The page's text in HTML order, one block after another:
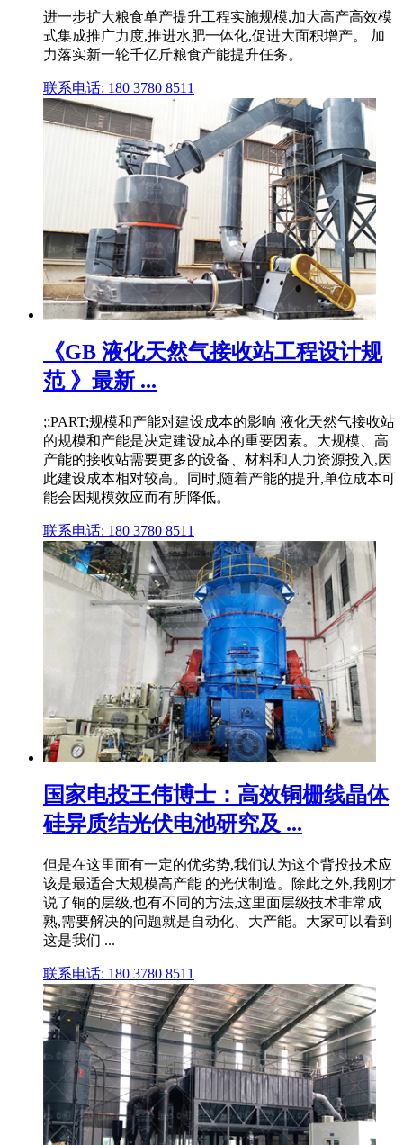
进一步扩大粮食单产提升工程实施规模,加大高产高效模
式集成推广力度,推进水肥一体化,促进大面积增产。 加
力落实新一轮千亿斤粮食产能提升任务。
联系电话: 180 3780 8511
《GB 液化天然气接收站工程设计规
范 》最新 ...
;;PART;规模和产能对建设成本的影响 液化天然气接收站
的规模和产能是决定建设成本的重要因素。大规模、高
产能的接收站需要更多的设备、材料和人力资源投入,因
此建设成本相对较高。同时,随着产能的提升,单位成本可
能会因规模效应而有所降低。
联系电话: 180 3780 8511
国家电投王伟博士：高效铜栅线晶体
硅异质结光伏电池研究及 ...
但是在这里面有一定的优劣势,我们认为这个背投技术应
该是最适合大规模高产能 的光伏制造。除此之外,我刚才
说了铜的层级,也有不同的方法,这里面层级技术非常成
熟,需要解决的问题就是自动化、大产能。大家可以看到
这是我们 ...
联系电话: 180 3780 8511